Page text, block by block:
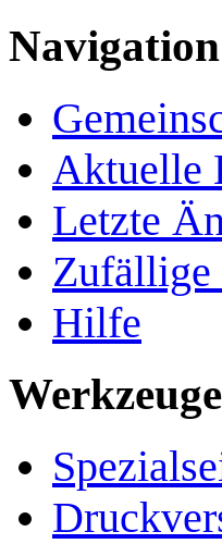
Navigation
Aktuelle
Letzte
Zufällige
Hilfe
Werkzeuge